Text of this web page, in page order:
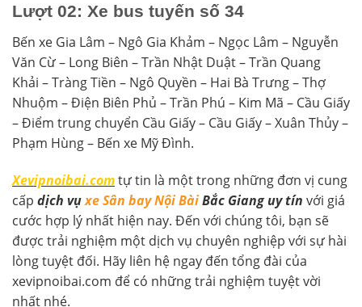
Lượt 02: Xe bus tuyến số 34
Bến xe Gia Lâm – Ngô Gia Khảm – Ngọc Lâm – Nguyễn
Văn Cừ – Long Biên – Trần Nhật Duật – Trần Quang
Khải – Tràng Tiền – Ngô Quyền – Hai Bà Trưng – Thợ
Nhuộm – Điện Biên Phủ – Trần Phú – Kim Mã – Cầu Giấy
– Điểm trung chuyển Cầu Giấy – Cầu Giấy – Xuân Thủy –
Phạm Hùng – Bến xe Mỹ Đình.
Xevipnoibai.comtự tin là một trong những đơn vị cung
cấp dịch vụxe Sân bay Nội BàiBắc Giang uy tín với giá
cước hợp lý nhất hiện nay. Đến với chúng tôi, bạn sẽ
được trải nghiệm một dịch vụ chuyên nghiệp với sự hài
lòng tuyệt đối. Hãy liên hệ ngay đến tổng đài của
xevipnoibai.com để có những trải nghiệm tuyệt vời
nhất nhé.